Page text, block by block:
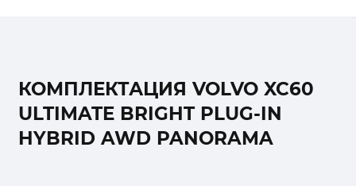
КОМПЛЕКТАЦИЯ VOLVO XC60
ULTIMATE BRIGHT PLUG-IN
HYBRID AWD PANORAMA